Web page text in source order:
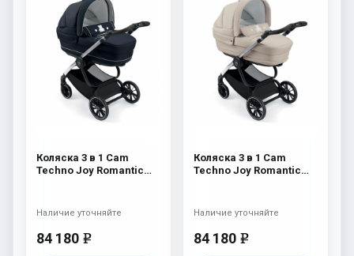
Коляска 3 в 1 Cam
Techno Joy Romantic
84 180 e
Наличие уточняйте
Коляска 3 в 1 Cam
Techno Joy Romantic
84 180 e
Наличие уточняйте